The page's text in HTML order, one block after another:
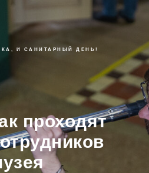
И САНИТАРНЫЙ ДЕНЬ!
проходят